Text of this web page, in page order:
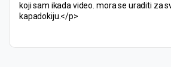
koji sam ikada video. mora se uraditi za
kapadokiju.</p>